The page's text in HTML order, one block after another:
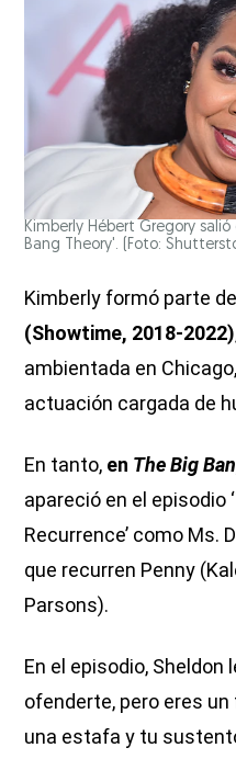
Kimberly Hébert Gregory
Bang Theory'. (Foto:
Kimberly formó parte
(Showtime, 2018-2022)
ambientada en
actuación cargada de
En tanto, en The Big
apareció en el episodio
Recurrence’ como Ms.
que recurren Penny
Parsons).
En el episodio, Sheldon
ofenderte, pero eres
una estafa y tu